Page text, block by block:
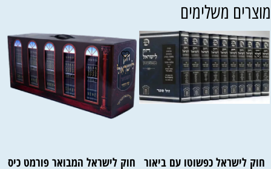
משלימים
חוק לישראל כפשוטו עם ביאור חוק לישראל המבואר פורמט כיס